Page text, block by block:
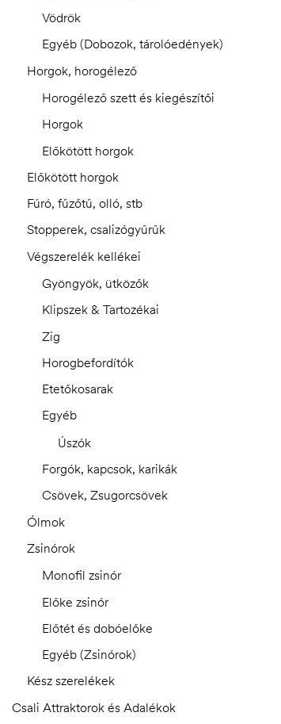
Vödrök
Egyéb (Dobozok, tárolóedények)
Horgok, horogélező
Horogélező szett és kiegészítői
Horgok
Előkötött horgok
Előkötött horgok
Fúró, fűzőtű, olló, stb
Stopperek, csalizógyűrűk
Végszerelék kellékei
Gyöngyök, ütközők
Klipszek & Tartozékai
Zig
Horogbefordítók
Etetőkosarak
Egyéb
Úszók
Forgók, kapcsok, karikák
Csövek, Zsugorcsövek
Ólmok
Zsinórok
Monofil zsinór
Előke zsinór
Előtét és dobóelőke
Egyéb (Zsinórok)
Kész szerelékek
Csali Attraktorok és Adalékok